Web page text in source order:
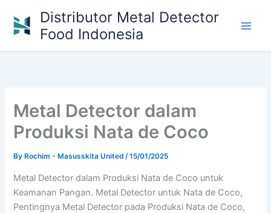
content
Distributor Metal Detector
Food Indonesia
Metal Detector dalam
Produksi Nata de Coco
By Rochim - Masusskita United/15/01/2025
Metal Detector dalam Produksi Nata de Coco untuk
Keamanan Pangan. Metal Detector untuk Nata de Coco,
Pentingnya Metal Detector pada Produksi Nata de Coco,